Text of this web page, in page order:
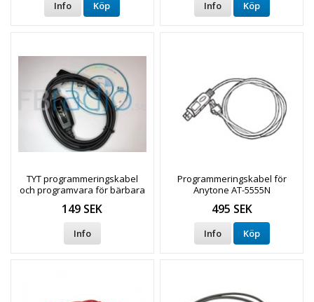
Info Köp Info Köp
TYT programmeringskabel
och programvara för bärbara
149 SEK
Info
Programmeringskabel för
Anytone AT-5555N
495 SEK
Info Köp